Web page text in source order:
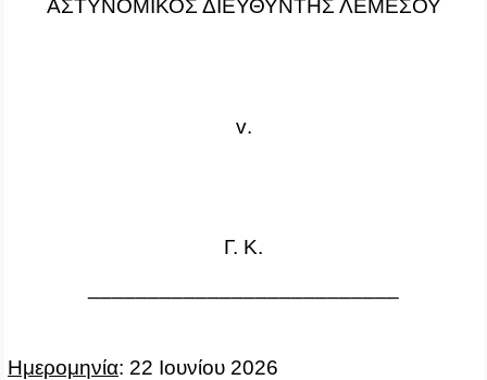
ΑΣΤΥΝΟΜΙΚΟΣ ΔΙΕΥΘΥΝΤΗΣ ΛΕΜΕΣΟΥ
v.
Γ. Κ.
Ημερομηνία: 22 Ιουνίου 2026